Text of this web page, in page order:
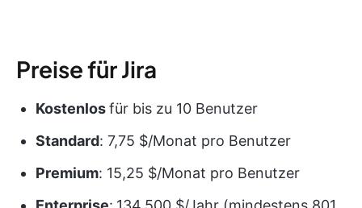
Preise für Jira
Kostenlosfür bis zu 10 Benutzer
Standard: 7,75 $/Monat pro Benutzer
Premium: 15,25 $/Monat pro Benutzer